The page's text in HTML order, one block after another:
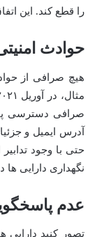
را قطع کند. این
حوادث
هیچ صرافی از
صرافی دسترسی
آدرس ایمیل و
حتی با وجود
نگهداری دارایی
عدم
تصور کنید